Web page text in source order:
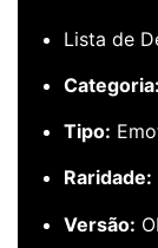
Lista de
Categoria:
Tipo:
Raridade:
Versão: